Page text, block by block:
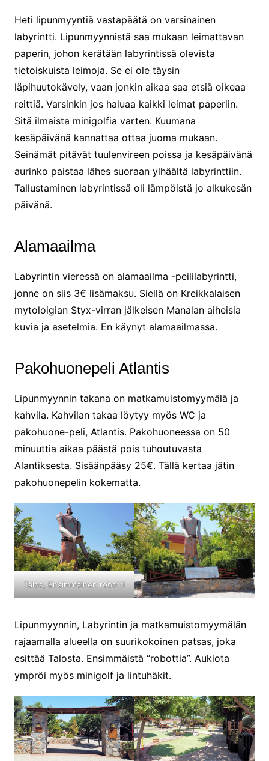
Heti lipunmyyntiä vastapäätä on varsinainen
labyrintti. Lipunmyynnistä saa mukaan leimattavan
paperin, johon kerätään labyrintissä olevista
tietoiskuista leimoja. Se ei ole täysin
läpihuutokävely, vaan jonkin aikaa saa etsiä oikeaa
reittiä. Varsinkin jos haluaa kaikki leimat paperiin.
Sitä ilmaista minigolfia varten. Kuumana
kesäpäivänä kannattaa ottaa juoma mukaan.
Seinämät pitävät tuulenvireen poissa ja kesäpäivänä
aurinko paistaa lähes suoraan ylhäältä labyrinttiin.
Tallustaminen labyrintissä oli lämpöistä jo alkukesän
päivänä.
Alamaailma
Labyrintin vieressä on alamaailma -peililabyrintti,
jonne on siis 3€ lisämaksu. Siellä on Kreikkalaisen
mytoloigian Styx-virran jälkeisen Manalan aiheisia
kuvia ja asetelmia. En käynyt alamaailmassa.
Pakohuonepeli Atlantis
Lipunmyynnin takana on matkamuistomyymälä ja
kahvila. Kahvilan takaa löytyy myös WC ja
pakohuone-peli, Atlantis. Pakohuoneessa on 50
minuuttia aikaa päästä pois tuhoutuvasta
Alantiksesta. Sisäänpääsy 25€. Tällä kertaa jätin
pakohuonepelin kokematta.
Talos, Ensimmäinen robotti
Lipunmyynnin, Labyrintin ja matkamuistomyymälän
rajaamalla alueella on suurikokoinen patsas, joka
esittää Talosta. Ensimmäistä “robottia”. Aukiota
ympröi myös minigolf ja lintuhäkit.